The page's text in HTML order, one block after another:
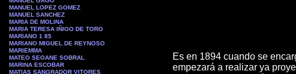
MANUEL LOPEZ GOMEZ
MANUEL SANCHEZ
MARIA DE MOLINA
MARIA TERESA IÑIGO DE TORO
MARIANO 1 85
MARIANO MIGUEL DE REYNOSO
MARIEMMA
MATEO SEOANE SOBRAL
MARINA ESCOBAR
MATIAS SANGRADOR VITORES
Es en 1894 cuando se
empezará a realizar ya